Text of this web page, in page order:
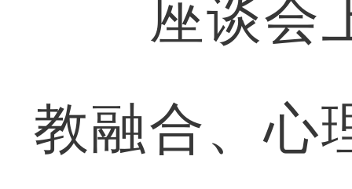
座谈会上
教融合、心